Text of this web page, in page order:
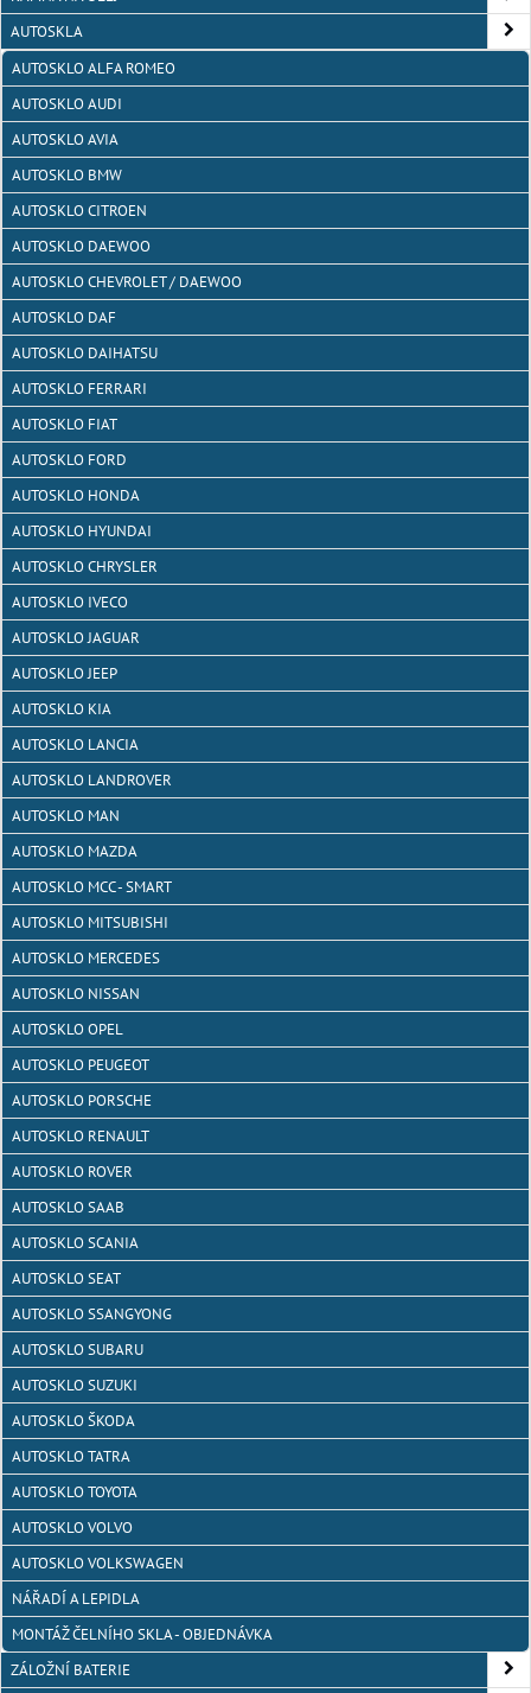
AUTOSKLA
AUTOSKLO ALFA ROMEO
AUTOSKLO AUDI
AUTOSKLO AVIA
AUTOSKLO BMW
AUTOSKLO CITROEN
AUTOSKLO DAEWOO
AUTOSKLO CHEVROLET / DAEWOO
AUTOSKLO DAF
AUTOSKLO DAIHATSU
AUTOSKLO FERRARI
AUTOSKLO FIAT
AUTOSKLO FORD
AUTOSKLO HONDA
AUTOSKLO HYUNDAI
AUTOSKLO CHRYSLER
AUTOSKLO IVECO
AUTOSKLO JAGUAR
AUTOSKLO JEEP
AUTOSKLO KIA
AUTOSKLO LANCIA
AUTOSKLO LANDROVER
AUTOSKLO MAN
AUTOSKLO MAZDA
AUTOSKLO MCC - SMART
AUTOSKLO MITSUBISHI
AUTOSKLO MERCEDES
AUTOSKLO NISSAN
AUTOSKLO OPEL
AUTOSKLO PEUGEOT
AUTOSKLO PORSCHE
AUTOSKLO RENAULT
AUTOSKLO ROVER
AUTOSKLO SAAB
AUTOSKLO SCANIA
AUTOSKLO SEAT
AUTOSKLO SSANGYONG
AUTOSKLO SUBARU
AUTOSKLO SUZUKI
AUTOSKLO ŠKODA
AUTOSKLO TATRA
AUTOSKLO TOYOTA
AUTOSKLO VOLVO
AUTOSKLO VOLKSWAGEN
NÁŘADÍ A LEPIDLA
MONTÁŽ ČELNÍHO SKLA - OBJEDNÁVKA
ZÁLOŽNÍ BATERIE